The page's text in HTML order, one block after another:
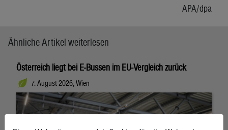
APA/dpa
Ähnliche Artikel weiterlesen
Österreich liegt bei E-Bussen im EU-Vergleich zurück
7. August 2026, Wien